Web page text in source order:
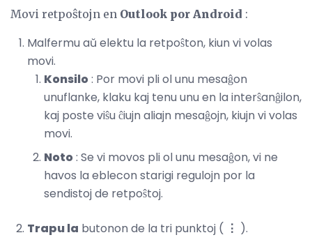
Movi retpoŝtojn en Outlook por Android :
Malfermu aŭ elektu la retpoŝton, kiun vi volas
movi.
Konsilo: Por movi pli ol unu mesaĝon
unuflanke, klaku kaj tenu unu en la interŝanĝilon,
kaj poste viŝu ĉiujn aliajn mesaĝojn, kiujn vi volas
movi.
Noto: Se vi movos pli ol unu mesaĝon, vi ne
havos la eblecon starigi regulojn por la
sendistoj de retpoŝtoj.
Trapu la butonon de la tri punktoj ( ⋮ ).